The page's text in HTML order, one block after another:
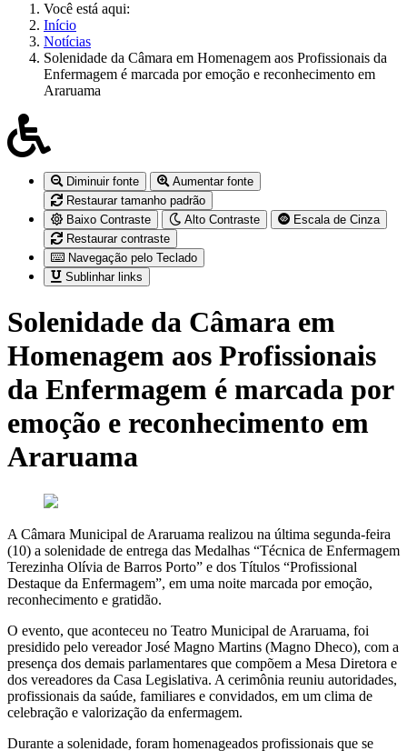
Você está aqui:
Início
Notícias
Solenidade da Câmara em Homenagem aos Profissionais da
Enfermagem é marcada por emoção e reconhecimento em
Araruama
Diminuir fonte
Aumentar fonte
Restaurar tamanho padrão
Baixo Contraste
Alto Contraste
Escala de Cinza
Restaurar contraste
Navegação pelo Teclado
Sublinhar links
Solenidade da Câmara em
Homenagem aos Profissionais
da Enfermagem é marcada por
emoção e reconhecimento em
Araruama
A Câmara Municipal de Araruama realizou na última segunda-feira
(10) a solenidade de entrega das Medalhas “Técnica de Enfermagem
Terezinha Olívia de Barros Porto” e dos Títulos “Profissional
Destaque da Enfermagem”, em uma noite marcada por emoção,
reconhecimento e gratidão.
O evento, que aconteceu no Teatro Municipal de Araruama, foi
presidido pelo vereador José Magno Martins (Magno Dheco), com a
presença dos demais parlamentares que compõem a Mesa Diretora e
dos vereadores da Casa Legislativa. A cerimônia reuniu autoridades,
profissionais da saúde, familiares e convidados, em um clima de
celebração e valorização da enfermagem.
Durante a solenidade, foram homenageados profissionais que se